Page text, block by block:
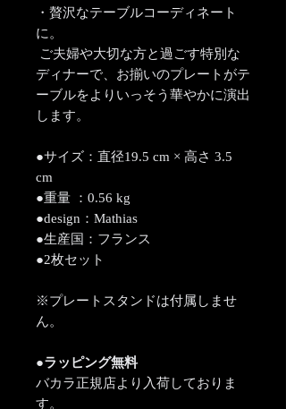
・贅沢なテーブルコーディネート
に。
ご夫婦や大切な方と過ごす特別な
ディナーで、お揃いのプレートがテ
ーブルをよりいっそう華やかに演出
します。
●サイズ：直径19.5 cm × 高さ 3.5
cm
●重量 ：0.56 kg
●design：Mathias
●生産国：フランス
●2枚セット
※プレートスタンドは付属しませ
ん。
●ラッピング無料
バカラ正規店より入荷しておりま
す。